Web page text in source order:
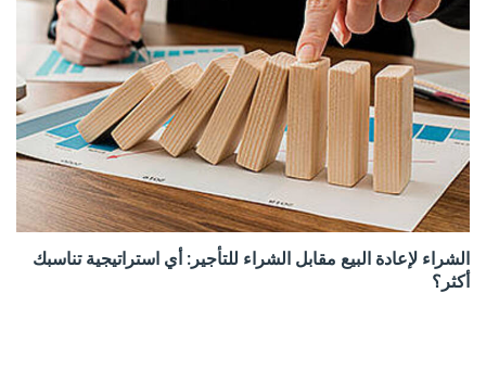
الشراء لإعادة البيع مقابل الشراء للتأجير: أي استراتيجية تناسبك
أكثر؟